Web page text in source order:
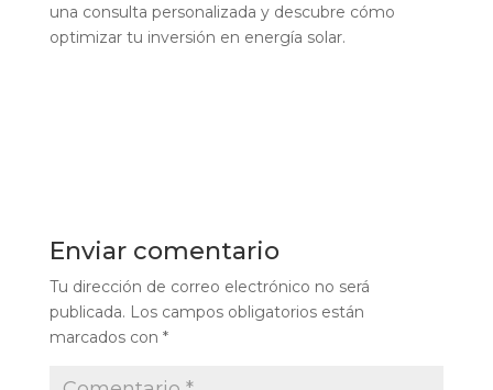
una consulta personalizada y descubre cómo
optimizar tu inversión en energía solar.
Enviar comentario
Tu dirección de correo electrónico no será
publicada. Los campos obligatorios están
marcados con *